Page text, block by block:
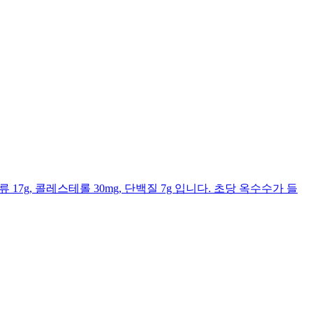
17g, 콜레스테롤 30mg, 단백질 7g 입니다. 초당 옥수수가 들